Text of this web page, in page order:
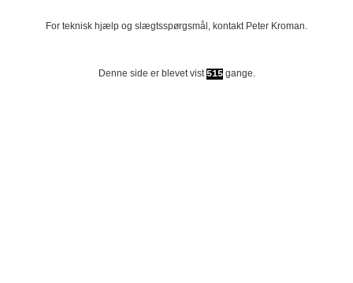
For teknisk hjælp og slægtsspørgsmål, kontakt Peter Kroman.
Denne side er blevet vist515gange.